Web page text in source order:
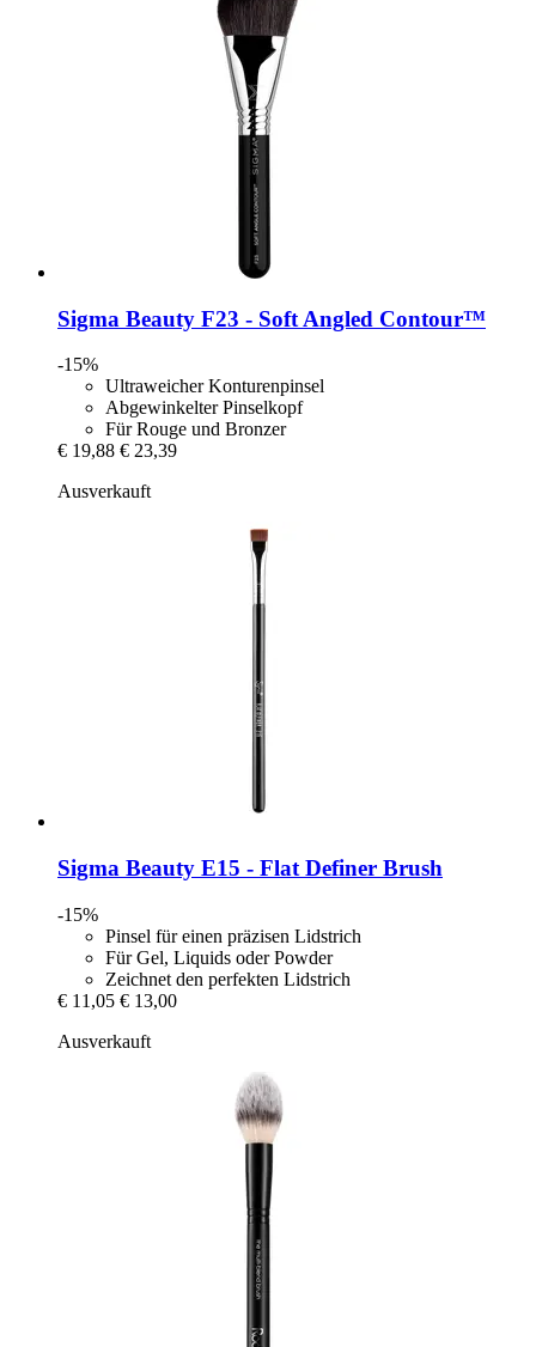
Sigma Beauty F23 -​ Soft Angled Contour™
-15%
Ultraweicher Konturenpinsel
Abgewinkelter Pinselkopf
Für Rouge und Bronzer
€ 19,88 € 23,39
Ausverkauft
Sigma Beauty E15 -​ Flat Definer Brush
-15%
Pinsel für einen präzisen Lidstrich
Für Gel, Liquids oder Powder
Zeichnet den perfekten Lidstrich
€ 11,05 € 13,00
Ausverkauft